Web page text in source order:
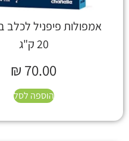
20 ק"ג
₪ 70.00
הוספה לסל